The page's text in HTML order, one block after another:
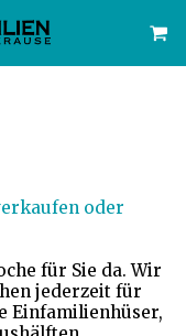
oder
für Sie da. Wir
jederzeit für
Einfamilienhüser,